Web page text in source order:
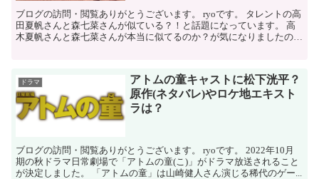
ブログの訪問・閲覧ありがとうございます。 ryoです。 タレントの高
田夏帆さんと森七菜さんが似ている？！と話題になっています。 高
木夏帆さんと森七菜さんが本当に似てるのか？が気になりましたので
ドラマ
アトムの童キャストに松下洸平？
原作(ネタバレ)やロケ地エキスト
ラは？
ブログの訪問・閲覧ありがとうございます。 ryoです。 2022年10月
期の秋ドラマ日常劇場で「アトムの童(こ)」がドラマ放送されること
が決定しました。 「アトムの童」は山崎健人さん演じる稀代のゲー...